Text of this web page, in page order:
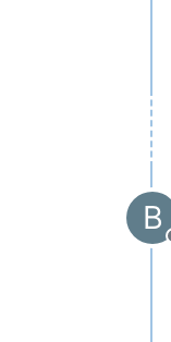
B